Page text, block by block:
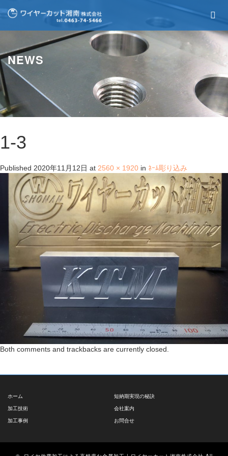
NEWS
1-3
Published 2020年11月12日 at 2560 × 1920 in ﾈｰﾑ彫り込み
Both comments and trackbacks are currently closed.
ホーム
加工技術
加工事例
短納期実現の秘訣
会社案内
お問合せ